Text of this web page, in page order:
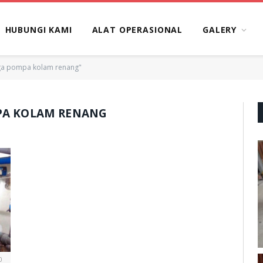
HUBUNGI KAMI ALAT OPERASIONAL GALERY
pompa kolam renang"
KOLAM RENANG